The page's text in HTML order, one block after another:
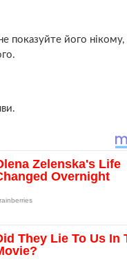
показуйте його нікому,